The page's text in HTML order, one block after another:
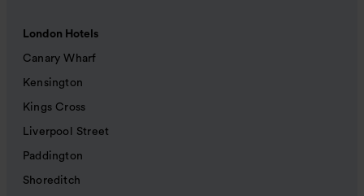
London Hotels
Canary Wharf
Kensington
Kings Cross
Liverpool Street
Paddington
Shoreditch